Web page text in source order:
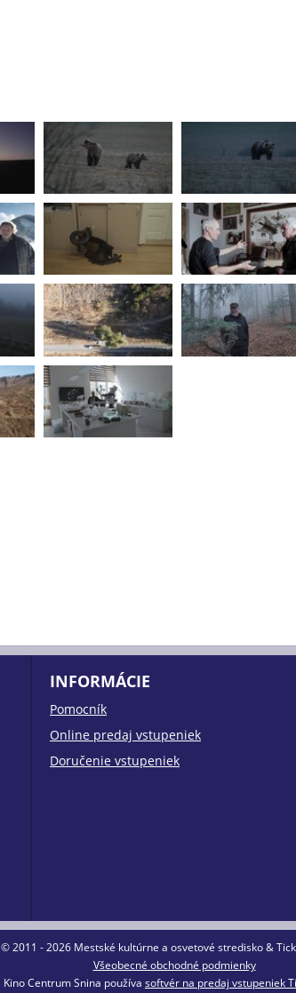
INFORMÁCIE
Pomocník
Online predaj vstupeniek
Doručenie vstupeniek
© 2011 - 2026 Mestské kultúrne a osvetové stredisko &
Všeobecné obchodné podmienky
Kino Centrum Snina používa softvér na predaj vstupeniek